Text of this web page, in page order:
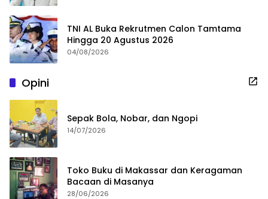
TNI AL Buka Rekrutmen Calon Tamtama
Hingga 20 Agustus 2026
04/08/2026
Opini
Sepak Bola, Nobar, dan Ngopi
14/07/2026
Toko Buku di Makassar dan Keragaman
Bacaan di Masanya
28/06/2026